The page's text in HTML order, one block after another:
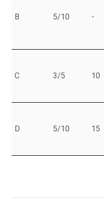
B 5/10 -
C 3/5 10
D 5/10 15